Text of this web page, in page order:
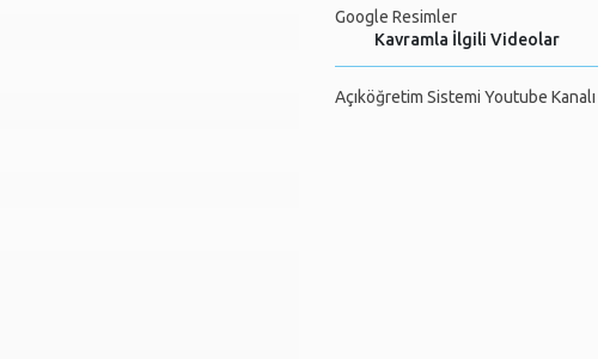
Google Resimler
Kavramla İlgili Videolar
Açıköğretim Sistemi Youtube Kanalı